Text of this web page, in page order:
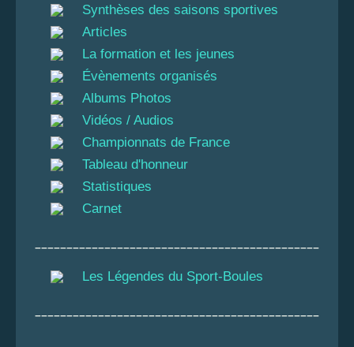
Synthèses des saisons sportives
Articles
La formation et les jeunes
Évènements organisés
Albums Photos
Vidéos / Audios
Championnats de France
Tableau d'honneur
Statistiques
Carnet
Les Légendes du Sport-Boules